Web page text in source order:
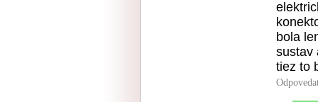
bola
sustav
tiez to